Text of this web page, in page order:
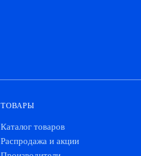
ТОВАРЫ
Каталог товаров
Распродажа и акции